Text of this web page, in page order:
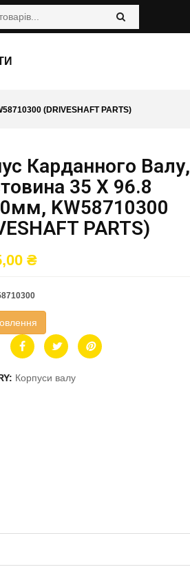
(DRIVESHAFT PARTS)
Карданного Валу,
35 X 96.8
KW58710300
PARTS)
₴
Корпуси валу